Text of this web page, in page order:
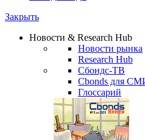
Watchlist
Сбондс Люди
Новости & Research Hub
Новости рынка
Research Hub
Сбондс-ТВ
Cbonds для СМИ
Глоссарий